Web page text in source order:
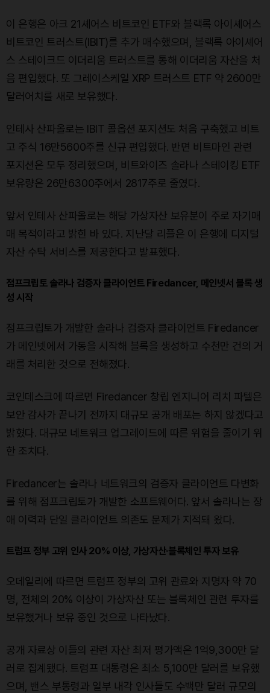
이 은행은 아크 21셰어스 비트코인 ETF와 블랙록 아이셰어스
비트코인 트러스트(IBIT)를 추가 매수했으며, 블랙록 아이셰어
스 스테이크드 이더리움 트러스트를 통해 이더리움 자산을 처
음 편입했다. 또 그레이스케일 XRP 트러스트 ETF 약 2600만
달러어치를 새로 보유했다.
인테사 산파올로는 IBIT 콜옵션 포지션도 처음 구축했고 비트
고 주식 16만5600주를 신규 편입했다. 반면 비트마인 관련
포지션은 모두 정리했으며, 비트와이즈 솔라나 스테이킹 ETF
보유량은 26만6300주에서 2817주로 줄였다.
앞서 인테사 산파올로는 해당 가상자산 보유분이 주로 자기매
매 목적이라고 밝힌 바 있다. 지난달 리플은 이 은행에 디지털
자산 수탁 서비스를 제공한다고 발표했다.
점프크립토 솔라나 검증자 클라이언트 Firedancer, 메인넷서 블록 생
성 시작
점프크립토가 개발한 솔라나 검증자 클라이언트 Firedancer
가 메인넷에서 가동을 시작해 블록을 생성하고 수천만 건의 거
래를 처리한 것으로 전해졌다.
코인데스크에 따르면 Firedancer 창립 엔지니어 리치 파텔은
보안 감사가 끝나기 전까지 대규모 공개 배포는 하지 않겠다고
밝혔다. 대규모 네트워크 업그레이드에 따른 위험을 줄이기 위
한 조치다.
Firedancer는 솔라나 네트워크의 검증자 클라이언트 다변화
를 위해 점프크립토가 개발한 소프트웨어다. 앞서 솔라나는 장
애 이력과 단일 클라이언트 의존도 문제가 지적돼 왔다.
트럼프 정부 고위 인사 20% 이상, 가상자산·블록체인 투자 보유
오데일리에 따르면 트럼프 정부의 고위 관료와 지명자 약 70
명, 전체의 20% 이상이 가상자산 또는 블록체인 관련 투자를
보유했거나 보유 중인 것으로 나타났다.
공개 자료상 이들의 관련 자산 최저 평가액은 1억9,300만 달
러로 집계됐다. 트럼프 대통령은 최소 5,100만 달러를 보유했
으며, 밴스 부통령과 일부 내각 인사들도 수백만 달러 규모의